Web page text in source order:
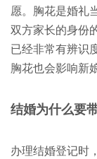
愿。胸花是婚礼
双方家长的身份
已经非常有辨识
胸花也会影响新
结婚为什么要
办理结婚登记时